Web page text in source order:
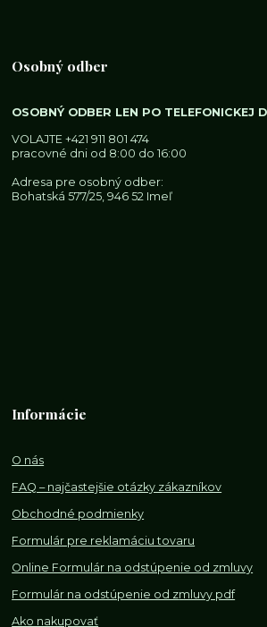
Osobný odber
OSOBNÝ ODBER LEN PO TELEFONICKEJ
VOLAJTE+421 911 801 474
pracovné dni od 8:00 do 16:00
Adresa pre osobný odber:
Bohatská 577/25, 946 52 Imeľ
Informácie
O nás
FAQ – najčastejšie otázky zákazníkov
Obchodné podmienky
Formulár pre reklamáciu tovaru
Online Formulár na odstúpenie od zmluvy
Formulár na odstúpenie od zmluvy pdf
Ako nakupovať